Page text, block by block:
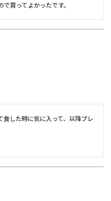
買ってよかったです。
した時に気に入って、以降プレ